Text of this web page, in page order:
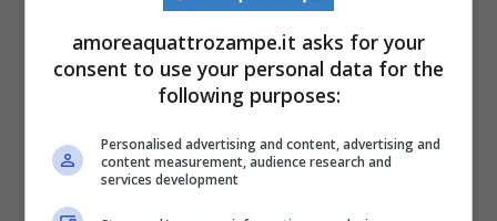
In quanto questo condimento, è ricco di
calorie e grassi che possono creare qualche
problema alla salute di Fido. Infatti una
piccola porzione di panna acida contiene
dalle 60 alle 90 calorie. Ciò porterebbe il
amoreaquattrozampe.it asks for your
consent to use your personal data for the
following purposes:
Personalised advertising and content, advertising and
content measurement, audience research and
services development